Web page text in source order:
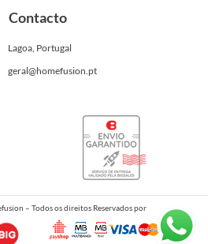
Contacto
Lagoa, Portugal
geral@homefusion.pt
– Todos os direitos Reservados por